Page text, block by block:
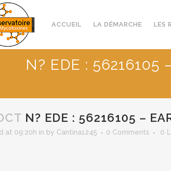
ACCUEIL LA DÉMARCHE LES
N? EDE : 56216105
N? EDE : 56216105 –
at 09:20h in by Cantina1245 0 Comments 0